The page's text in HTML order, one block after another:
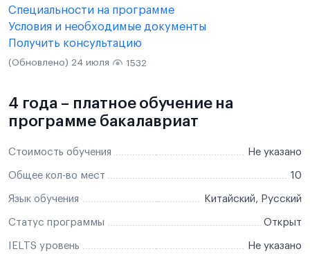
Специальности на программе
Условия и необходимые документы
Получить консультацию
(Обновлено) 24 июля 1532
4 года – платное обучение на
программе бакалавриат
Стоимость обучения Не указано
Общее кол-во мест 10
Язык обучения Китайский, Русский
Статус программы Открыт
IELTS уровень Не указано